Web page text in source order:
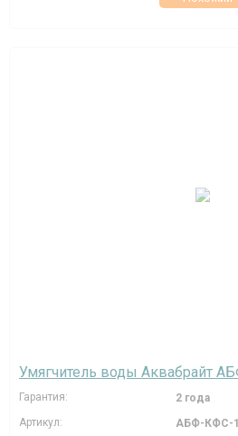
Умягчитель воды Аквабрайт
Гарантия:
2 года
Артикул:
АБФ-КФС-